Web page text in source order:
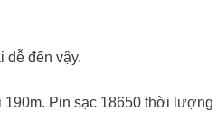
dễ đến vậy.
Pin sạc 18650 thời